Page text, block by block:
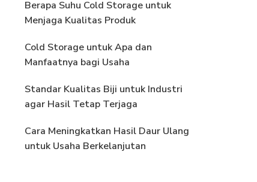
Berapa Suhu Cold Storage untuk
Menjaga Kualitas Produk
Cold Storage untuk Apa dan
Manfaatnya bagi Usaha
Standar Kualitas Biji untuk Industri
agar Hasil Tetap Terjaga
Cara Meningkatkan Hasil Daur Ulang
untuk Usaha Berkelanjutan